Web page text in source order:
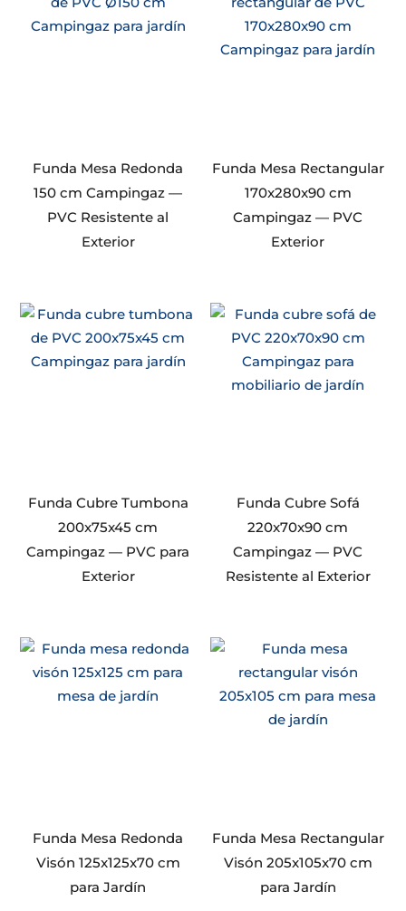
Funda Mesa Redonda
150 cm Campingaz —
PVC Resistente al
Exterior
Funda Mesa Rectangular
170x280x90 cm
Campingaz — PVC
Exterior
Funda Cubre Tumbona
200x75x45 cm
Campingaz — PVC para
Exterior
Funda Cubre Sofá
220x70x90 cm
Campingaz — PVC
Resistente al Exterior
Funda Mesa Redonda
Visón 125x125x70 cm
para Jardín
Funda Mesa Rectangular
Visón 205x105x70 cm
para Jardín